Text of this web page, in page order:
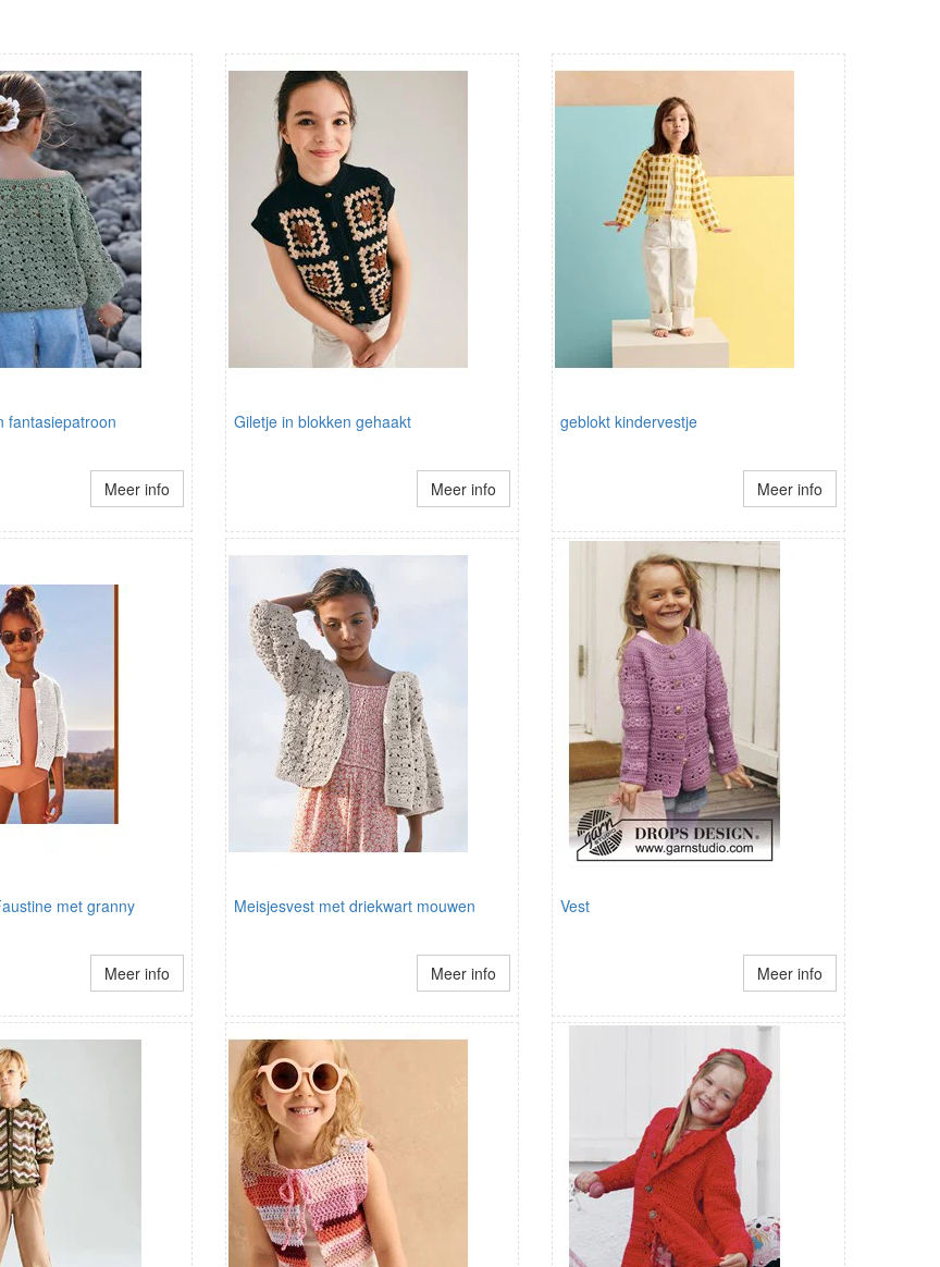
fantasiepatroon
Meer info
Giletje in blokken gehaakt
Meer info
geblokt kindervestje
Meer info
met granny
Meer info
Meisjesvest met driekwart mouwen
Meer info
Vest
Meer info